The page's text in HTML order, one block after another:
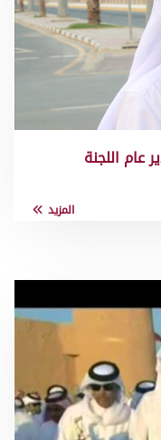
عام اللجنة
المزيد